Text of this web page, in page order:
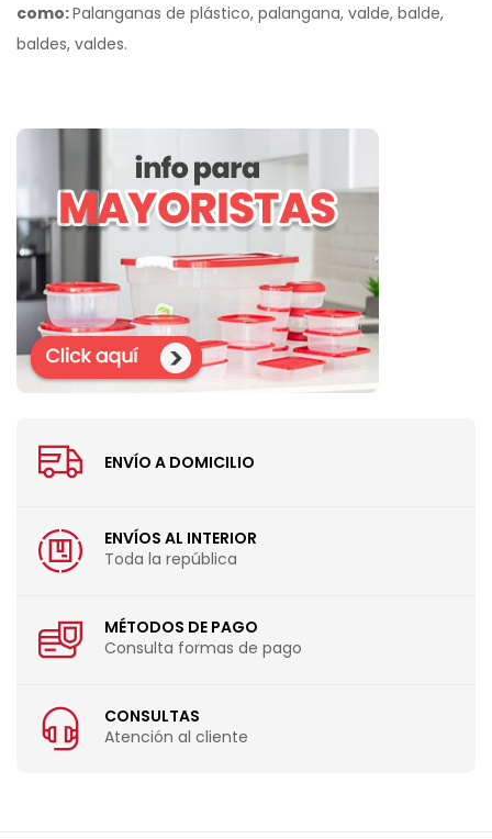
como:Palanganas de plástico, palangana, valde, balde,
baldes, valdes.
ENVÍO A DOMICILIO
ENVÍOS AL INTERIOR
Toda la república
MÉTODOS DE PAGO
Consulta formas de pago
CONSULTAS
Atención al cliente